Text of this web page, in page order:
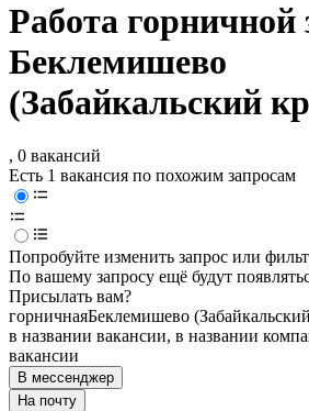
Работа горничной
Беклемишево
(Забайкальский
, 0 вакансий
Есть 1 вакансия по похожим запросам
Попробуйте изменить запрос или
По вашему запросу ещё будут
Присылать вам?
горничнаяБеклемишево
в названии вакансии, в названии
вакансии
В мессенджер
На почту